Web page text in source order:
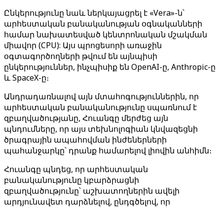
Ընկերությունը նաև ներկայացրել է «Vera»-ն՝
արհեստական ​​բանականության օգնականների
համար նախատեսված կենտրոնական մշակման
միավոր (CPU): Այս պրոցեսորի առաջին
օգտագործողների թվում են այնպիսի
ընկերություններ, ինչպիսիք են OpenAI-ը, Anthropic-ը
և SpaceX-ը։
Անդրադառնալով այն մտահոգություններին, որ
արհեստական ​​բանականությունը սպառնում է
զբաղվածությանը, Հուանգը մերժեց այն
պնդումները, որ այս տեխնոլոգիան կնվազեցնի
ծրագրային ապահովման ինժեներների
պահանջարկը՝ դրանք համարելով լիովին անհիմն։
Հուանգը պնդեց, որ արհեստական ​​
բանականությունը կբարձրացնի
զբաղվածությունը՝ աշխատողներին ավելի
արդյունավետ դարձնելով, ընդգծելով, որ